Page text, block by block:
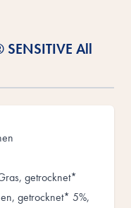
SENSITIVE All
getrocknet*
getrocknet* 5%,